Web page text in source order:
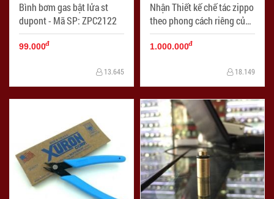
Bình bơm gas bật lửa st
dupont - Mã SP: ZPC2122
99.000đ
13.645
Nhận Thiết kế chế tác zippo
theo phong cách riêng của
mỗi người đẻ dành tặng
cho người thân cũng như
ZPC2051
1.000.000đ
18.149